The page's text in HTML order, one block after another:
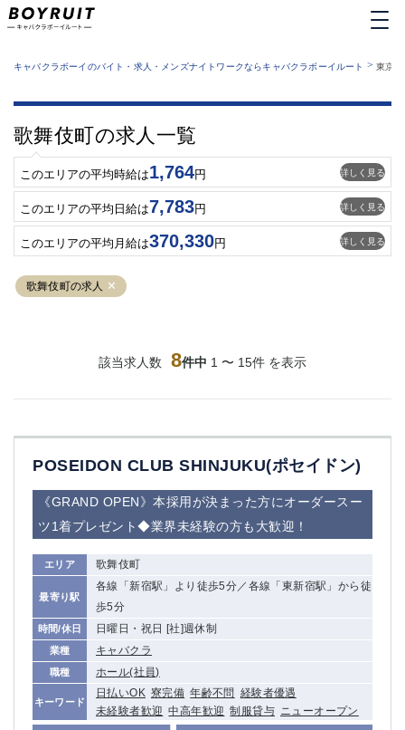
業種から探す
運営者情報
サイトマップ
キャバクラボーイのバイト・求人・メンズナイトワークならキャバクラボーイルート > 東京
歌舞伎町の求人一覧
このエリアの平均時給は1,764円 詳しく見る
このエリアの平均日給は7,783円 詳しく見る
このエリアの平均月給は370,330円 詳しく見る
歌舞伎町の求人
該当求人数 8件中 1 〜 15件 を表示
POSEIDON CLUB SHINJUKU(ポセイドン)
《GRAND OPEN》本採用が決まった方にオーダースー
ツ1着プレゼント◆業界未経験の方も大歓迎！
エリア 歌舞伎町
最寄り駅
各線「新宿駅」より徒歩5分／各線「東新宿駅」から徒
歩5分
時間/休日 日曜日・祝日 [社]週休制
業種 キャバクラ
職種 ホール(社員)
キーワード
日払いOK 寮完備 年齢不問 経験者優遇
未経験者歓迎 中高年歓迎 制服貸与 ニューオープン
六本木
池袋
新橋
歌舞伎町
吉祥寺
練馬
渋谷
大和
錦糸町
秋葉原
八王子
恵比寿
神田
千葉中央
北千住
赤羽
品川
浜松町
西葛西
中野
葛西
ひばりヶ丘（北口）
吉祥寺（南口／公園口） 小作・羽村・福生エリア
自由が丘
四谷
錦糸町南口
下北沢・経堂
成増駅徒歩3分の好立地！
三軒茶屋（南口）
①歌舞伎町 ②新宿 ③新宿三丁目 ④西